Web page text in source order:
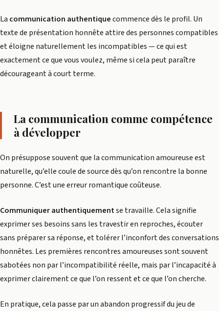
La communication authentiquecommence dès le profil. Un
texte de présentation honnête attire des personnes compatibles
et éloigne naturellement les incompatibles — ce qui est
exactement ce que vous voulez, même si cela peut paraître
décourageant à court terme.
La communication comme compétence
à développer
On présuppose souvent que la communication amoureuse est
naturelle, qu’elle coule de source dès qu’on rencontre la bonne
personne. C’est une erreur romantique coûteuse.
Communiquer authentiquementse travaille. Cela signifie
exprimer ses besoins sans les travestir en reproches, écouter
sans préparer sa réponse, et tolérer l’inconfort des conversations
honnêtes. Les premières rencontres amoureuses sont souvent
sabotées non par l’incompatibilité réelle, mais par l’incapacité à
exprimer clairement ce que l’on ressent et ce que l’on cherche.
En pratique, cela passe par un abandon progressif du jeu de